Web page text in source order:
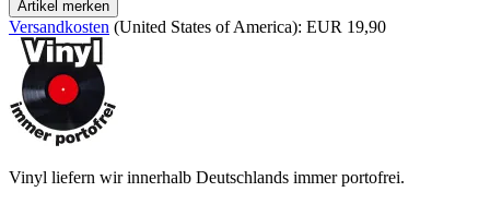
Artikel merken
Versandkosten (United States of America): EUR 19,90
Vinyl liefern wir innerhalb Deutschlands immer portofrei.